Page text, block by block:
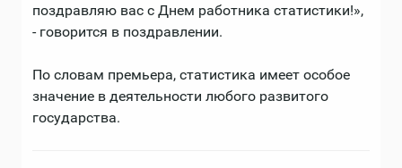
поздравляю вас с Днем работника статистики!»,
- говорится в поздравлении.
По словам премьера, статистика имеет особое
значение в деятельности любого развитого
государства.